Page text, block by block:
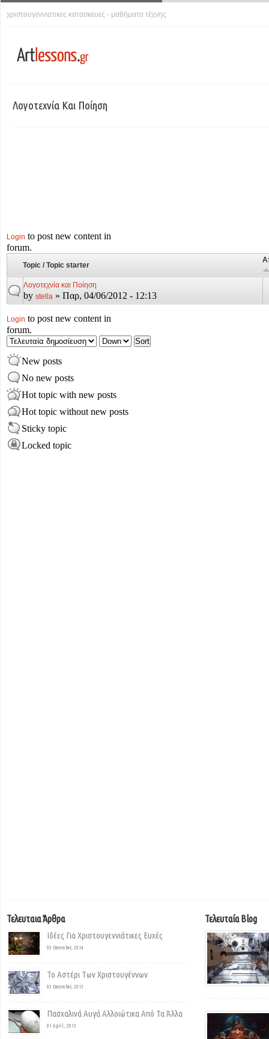
χριστουγεννιατικες κατασκευες - μαθήματα τέχνης
Λογοτεχνία Και Ποίηση
Login to post new content in
forum.
Topic / Topic starter
Λογοτεχνία και Ποίηση
by stella » Παρ, 04/06/2012 - 12:13
Login to post new content in
forum.
New posts
No new posts
Hot topic with new posts
Hot topic without new posts
Sticky topic
Locked topic
Τελευταια Άρθρα
Ιδέες Για Χριστουγεννιάτικες Ευχές
03 December, 2014
Το Αστέρι Των Χριστουγέννων
03 December, 2013
Πασχαλινά Αυγά Αλλοιώτικα Από Τα Άλλα
01 April, 2013
Τελευταία Blog